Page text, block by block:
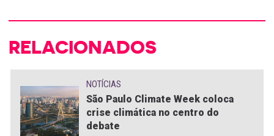
RELACIONADOS
NOTÍCIAS
São Paulo Climate Week coloca
crise climática no centro do
debate